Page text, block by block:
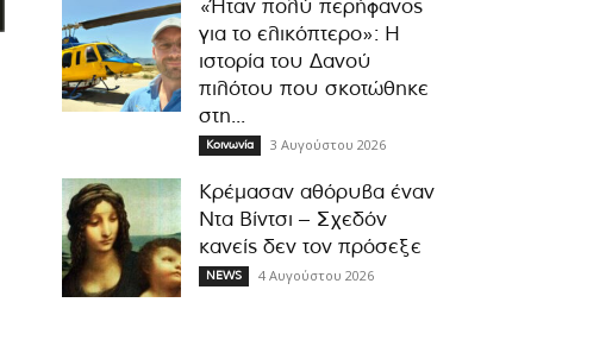
«Ήταν πολύ περήφανος
για το ελικόπτερο»: Η
ιστορία του Δανού
πιλότου που σκοτώθηκε
στη...
Κοινωνία 3 Αυγούστου 2026
Κρέμασαν αθόρυβα έναν
Ντα Βίντσι – Σχεδόν
κανείς δεν τον πρόσεξε
NEWS 4 Αυγούστου 2026